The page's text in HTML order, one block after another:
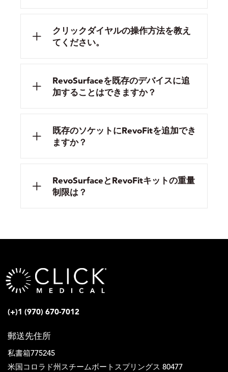
クリックダイヤルの操作方法を教え
てください。
RevoSurfaceを既存のデバイスに追
加することはできますか？
既存のソケットにRevoFitを追加でき
ますか？
RevoSurfaceとRevoFitキットの重量
制限は？
(+)1 (970) 670-7012
郵送先住所
私書箱775245
米国コロラド州スチームボートスプリングス 80477